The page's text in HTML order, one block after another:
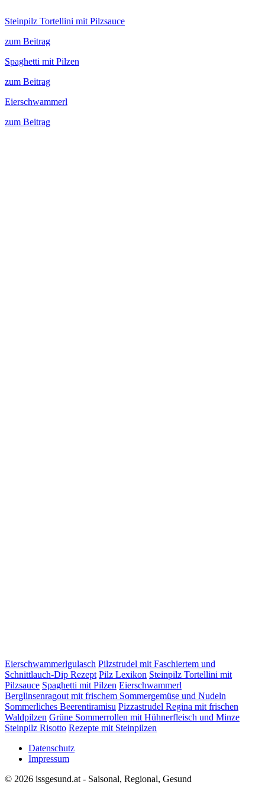
Steinpilz Tortellini mit Pilzsauce
zum Beitrag
Spaghetti mit Pilzen
zum Beitrag
Eierschwammerl
zum Beitrag
Eierschwammerlgulasch Pilzstrudel mit Faschiertem und
Schnittlauch-Dip Rezept Pilz Lexikon Steinpilz Tortellini mit
Pilzsauce Spaghetti mit Pilzen Eierschwammerl
Berglinsenragout mit frischem Sommergemüse und Nudeln
Sommerliches Beerentiramisu Pizzastrudel Regina mit frischen
Waldpilzen Grüne Sommerrollen mit Hühnerfleisch und Minze
Steinpilz Risotto Rezepte mit Steinpilzen
Datenschutz
Impressum
© 2026 issgesund.at - Saisonal, Regional, Gesund